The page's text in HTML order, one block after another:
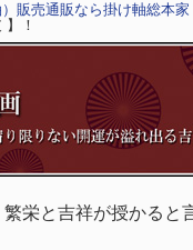
販売通販なら掛け軸総本家
！
繁栄と吉祥が授かる